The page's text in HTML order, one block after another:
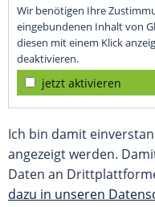
Wir benötigen Ihre
eingebundenen Inhalt von
diesen mit einem Klick
deaktivieren.
jetzt aktivieren
Ich bin damit
angezeigt werden.
Daten an
dazu in unseren